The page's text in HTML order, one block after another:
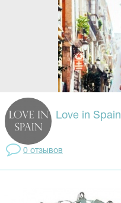
Love in Spain
0 отзывов